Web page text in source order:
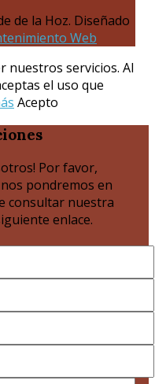
de la Hoz. Diseñado
Web
nuestros servicios. Al
el uso que
Acepto
Por favor,
pondremos en
consultar nuestra
enlace.